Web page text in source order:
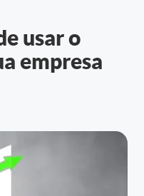
usar o
empresa